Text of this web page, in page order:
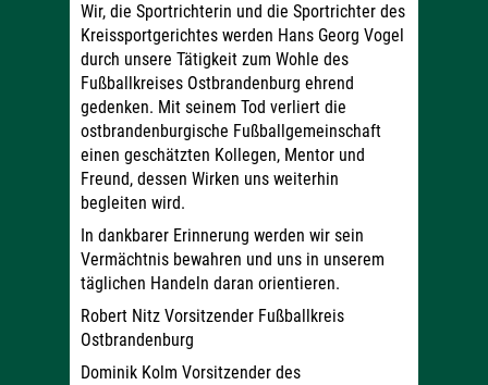
Wir, die Sportrichterin und die Sportrichter des
Kreissportgerichtes werden Hans Georg Vogel
durch unsere Tätigkeit zum Wohle des
Fußballkreises Ostbrandenburg ehrend
gedenken. Mit seinem Tod verliert die
ostbrandenburgische Fußballgemeinschaft
einen geschätzten Kollegen, Mentor und
Freund, dessen Wirken uns weiterhin
begleiten wird.
In dankbarer Erinnerung werden wir sein
Vermächtnis bewahren und uns in unserem
täglichen Handeln daran orientieren.
Robert Nitz Vorsitzender Fußballkreis
Ostbrandenburg
Dominik Kolm Vorsitzender des